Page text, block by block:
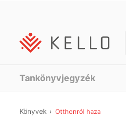
Tankönyvjegyzék
Könyvek Otthonról haza